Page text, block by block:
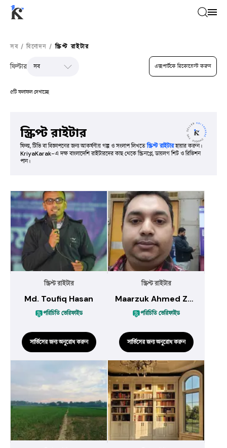
সব / বিনোদন / স্ক্রিপ্ট রাইটার
ফিল্টার এক্সপার্টকে রিকোয়েস্ট করুন
৫টি ফলাফল দেখাচ্ছে
স্ক্রিপ্ট রাইটার
ফিল্ম, টিভি বা বিজ্ঞাপনের জন্য আকর্ষণীয় গল্প ও সংলাপ লিখতেস্ক্রিপ্ট রাইটারহায়ার করুন।
KriyaKarak-এ দক্ষ বাংলাদেশি রাইটারদের কাছ থেকে স্ক্রিনপ্লে, ডায়লগ শিট ও রিভিশন
পান।
স্ক্রিপ্ট রাইটার
Md. Toufiq Hasan
পরিচিতি ভেরিফাইড
সার্ভিসের জন্য অনুরোধ করুন
স্ক্রিপ্ট রাইটার
Maarzuk Ahmed Zaki
পরিচিতি ভেরিফাইড
সার্ভিসের জন্য অনুরোধ করুন